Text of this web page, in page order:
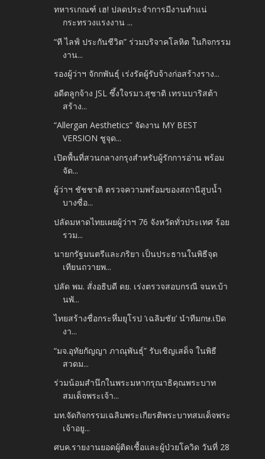
ทหารเกณฑ์ เฮ! ปลดประจำการมีงานทำแน่
กระทรวงแรงงาน ...
“ที ไลฟ์ ประกันชีวิต” ร่วมบริจาคโลหิต ในกิจกรรม
งาน...
รองผู้ว่าฯ จักกพันธุ์ เร่งรัดผู้รับจ้างก่อสร้างราง...
อดีตลูกจ้าง JSL ซึ้งใจรมว.สุชาติ เทรนบาริสต้า
สร้าง...
“Allergan Aesthetics” จัดงาน MY BEST
VERSION ชูจุด...
เปิดพื้นที่สวนกลางกรุงสำหรับผู้รักการอ่าน พร้อม
จัด...
ผู้ว่าฯ ชัชชาติ ตรวจความพร้อมของสถานีสูบน้ำ
บางซื่อ...
ปลัดมหาดไทยเผยผู้ว่าฯ 76 จังหวัดทั่วประเทศ ร้อย
รวม...
นายกรัฐมนตรีและภริยา เป็นประธานในพิธีจุด
เทียนถวายพ...
ปลัด พม. สั่งอธิบดี ดย. เร่งตรวจสอบกรณี จนท.บ้า
นพั...
ไทยสร้างชื่อกระหึ่มยุโรป ‘เฉลิมชัย’ นำทีมกษ.เปิด
งา...
“มจ.อุทัยกัญญา ภาณุพันธุ์” รับเชิญเสด็จ ในพิธี
สวดม...
ร่วมน้อมสำนึกในพระมหากรุณาธิคุณพระบาท
สมเด็จพระเจ้า...
มท.จัดกิจกรรมเฉลิมพระเกียรติพระบาทสมเด็จพระ
เจ้าอยู...
ศบค.รายงานยอดผู้ติดเชื้อและผู้ป่วยโควิด วันที่ 28